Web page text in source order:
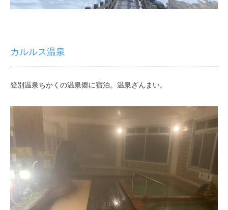
カルルス温泉
登別温泉ちかくの温泉郷に宿泊。温泉ざんまい。